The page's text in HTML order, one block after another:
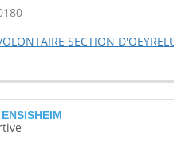
SECTION